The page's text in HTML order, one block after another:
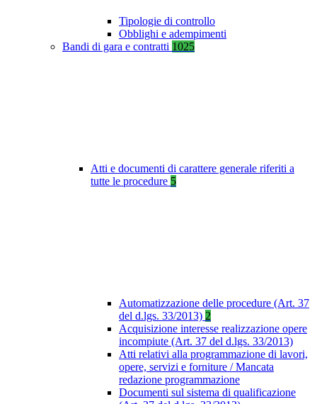
Tipologie di controllo
Obblighi e adempimenti
Bandi di gara e contratti 1025
Atti e documenti di carattere generale riferiti a
tutte le procedure 5
Automatizzazione delle procedure (Art. 37
del d.lgs. 33/2013) 2
Acquisizione interesse realizzazione opere
incompiute (Art. 37 del d.lgs. 33/2013)
Atti relativi alla programmazione di lavori,
opere, servizi e forniture / Mancata
redazione programmazione
Documenti sul sistema di qualificazione